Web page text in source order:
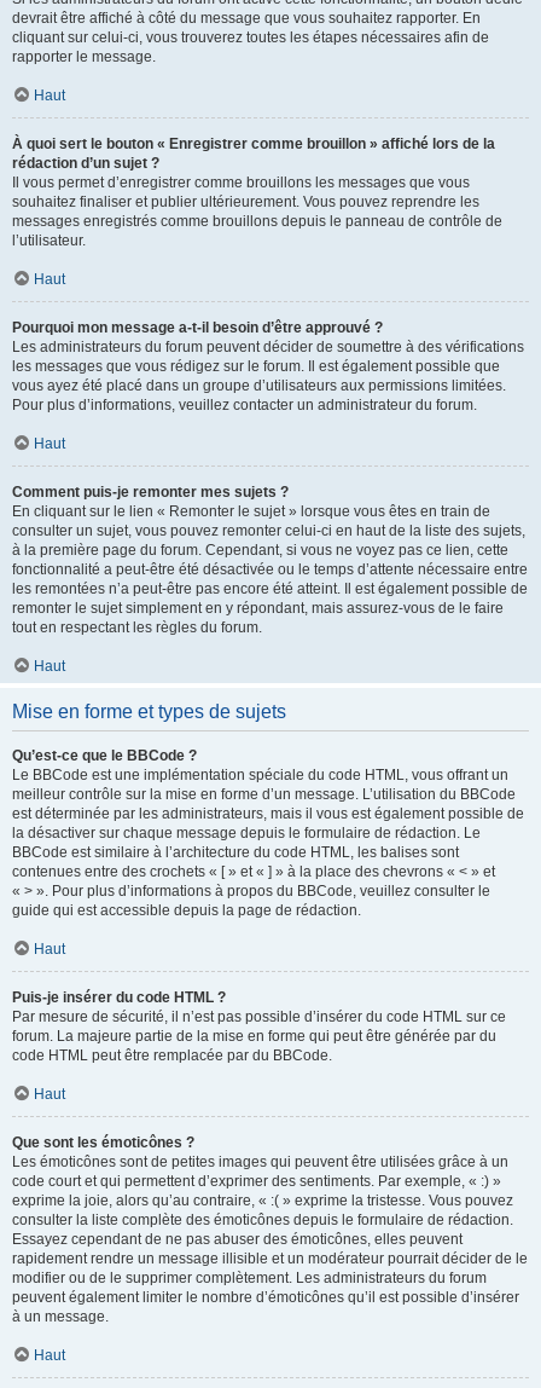
devrait être affiché à côté du message que vous souhaitez rapporter. En
cliquant sur celui-ci, vous trouverez toutes les étapes nécessaires afin de
rapporter le message.
Haut
À quoi sert le bouton « Enregistrer comme brouillon » affiché lors de la
rédaction d’un sujet ?
Il vous permet d’enregistrer comme brouillons les messages que vous
souhaitez finaliser et publier ultérieurement. Vous pouvez reprendre les
messages enregistrés comme brouillons depuis le panneau de contrôle de
l’utilisateur.
Haut
Pourquoi mon message a-t-il besoin d’être approuvé ?
Les administrateurs du forum peuvent décider de soumettre à des vérifications
les messages que vous rédigez sur le forum. Il est également possible que
vous ayez été placé dans un groupe d’utilisateurs aux permissions limitées.
Pour plus d’informations, veuillez contacter un administrateur du forum.
Haut
Comment puis-je remonter mes sujets ?
En cliquant sur le lien « Remonter le sujet » lorsque vous êtes en train de
consulter un sujet, vous pouvez remonter celui-ci en haut de la liste des sujets,
à la première page du forum. Cependant, si vous ne voyez pas ce lien, cette
fonctionnalité a peut-être été désactivée ou le temps d’attente nécessaire entre
les remontées n’a peut-être pas encore été atteint. Il est également possible de
remonter le sujet simplement en y répondant, mais assurez-vous de le faire
tout en respectant les règles du forum.
Haut
Mise en forme et types de sujets
Qu’est-ce que le BBCode ?
Le BBCode est une implémentation spéciale du code HTML, vous offrant un
meilleur contrôle sur la mise en forme d’un message. L’utilisation du BBCode
est déterminée par les administrateurs, mais il vous est également possible de
la désactiver sur chaque message depuis le formulaire de rédaction. Le
BBCode est similaire à l’architecture du code HTML, les balises sont
contenues entre des crochets « [ » et « ] » à la place des chevrons « < » et
« > ». Pour plus d’informations à propos du BBCode, veuillez consulter le
guide qui est accessible depuis la page de rédaction.
Haut
Puis-je insérer du code HTML ?
Par mesure de sécurité, il n’est pas possible d’insérer du code HTML sur ce
forum. La majeure partie de la mise en forme qui peut être générée par du
code HTML peut être remplacée par du BBCode.
Haut
Que sont les émoticônes ?
Les émoticônes sont de petites images qui peuvent être utilisées grâce à un
code court et qui permettent d’exprimer des sentiments. Par exemple, « :) »
exprime la joie, alors qu’au contraire, « :( » exprime la tristesse. Vous pouvez
consulter la liste complète des émoticônes depuis le formulaire de rédaction.
Essayez cependant de ne pas abuser des émoticônes, elles peuvent
rapidement rendre un message illisible et un modérateur pourrait décider de le
modifier ou de le supprimer complètement. Les administrateurs du forum
peuvent également limiter le nombre d’émoticônes qu’il est possible d’insérer
à un message.
Haut